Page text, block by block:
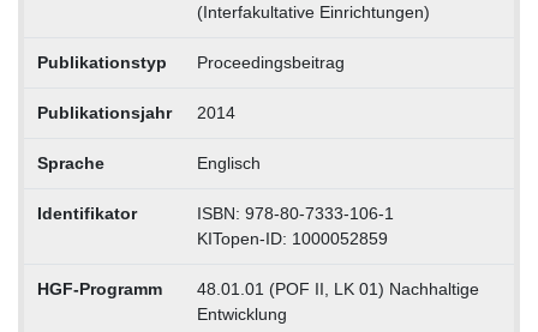
(Interfakultative Einrichtungen)
Publikationstyp Proceedingsbeitrag
Publikationsjahr 2014
Sprache Englisch
Identifikator
ISBN: 978-80-7333-106-1
KITopen-ID: 1000052859
HGF-Programm
48.01.01 (POF II, LK 01) Nachhaltige
Entwicklung